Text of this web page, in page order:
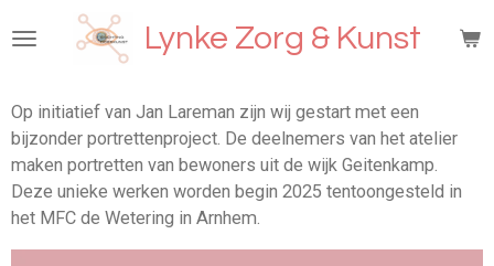
direct
de
hoofdinhoud
Lynke Zorg & Kunst
Op initiatief van Jan Lareman zijn wij gestart met een
bijzonder portrettenproject. De deelnemers van het atelier
maken portretten van bewoners uit de wijk Geitenkamp.
Deze unieke werken worden begin 2025 tentoongesteld in
het MFC de Wetering in Arnhem.